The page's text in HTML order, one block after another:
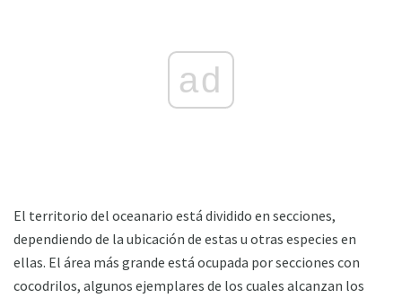
ad
El territorio del oceanario está dividido en secciones,
dependiendo de la ubicación de estas u otras especies en
ellas. El área más grande está ocupada por secciones con
cocodrilos, algunos ejemplares de los cuales alcanzan los